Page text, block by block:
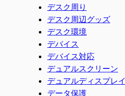
デスク周り
デスク周辺グッズ
デスク環境
デバイス
デバイス対応
デュアルスクリーン
デュアルディスプレイ
データ保護